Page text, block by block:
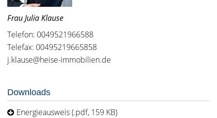
Frau Julia Klause
Telefon: 0049521966588
Telefax: 00495219665858
j.klause@heise-immobilien.de
Downloads
Energieausweis (.pdf, 159 KB)